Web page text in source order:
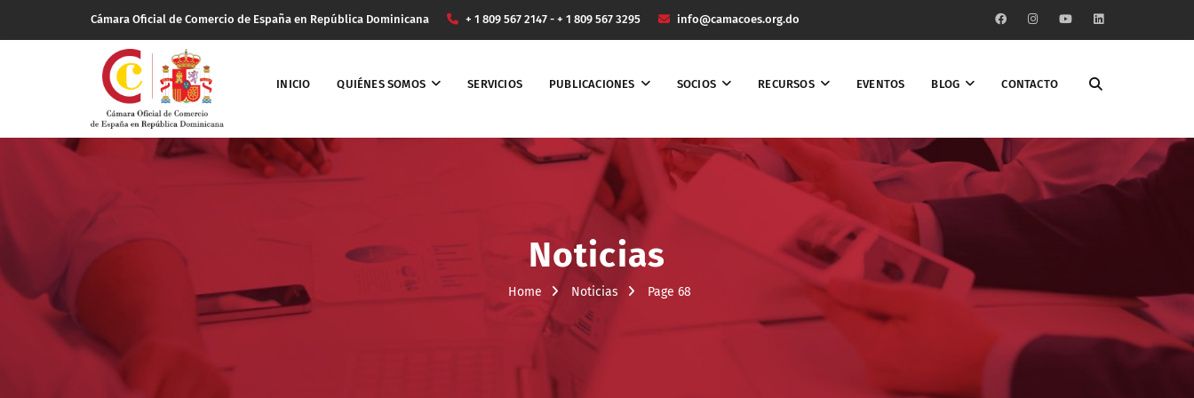
Cámara Oficial de Comercio de España en República Dominicana + 1 809 567 2147 - + 1 809 567 3295 info@camacoes.org.do
INICIO QUIÉNES SOMOS SERVICIOS PUBLICACIONES SOCIOS RECURSOS EVENTOS BLOG CONTACTO
Noticias
Home Noticias Page 68